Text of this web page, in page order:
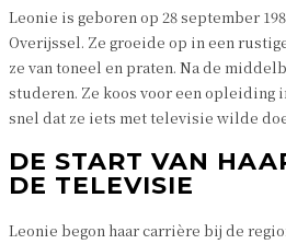
Leonie is geboren op 28 september
Overijssel. Ze groeide op in een
ze van toneel en praten. Na de
studeren. Ze koos voor een opleiding
snel dat ze iets met televisie wilde
DE START VAN
DE TELEVISIE
Leonie begon haar carrière bij de